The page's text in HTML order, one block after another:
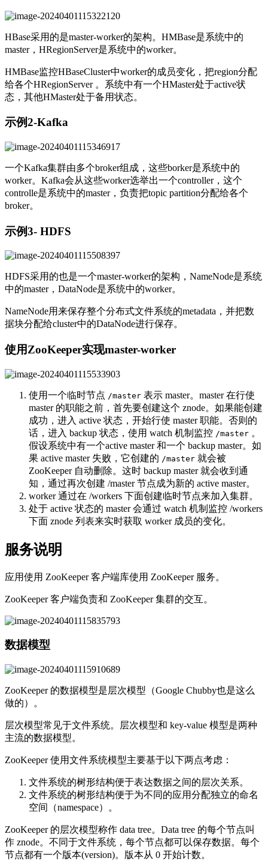
HBase采用的是master-worker的架构。HMBase是系统中的
master，HRegionServer是系统中的worker。
HMBase监控HBaseCluster中worker的成员变化，把region分配
给各个HRegionServer 。系统中有一个HMaster处于active状
态，其他HMaster处于备用状态。
示例2-Kafka
一个Kafka集群由多个broker组成，这些borker是系统中的
worker。Kafka会从这些worker选举出一个controller，这个
controlle是系统中的master，负责把topic partition分配给各个
broker。
示例3- HDFS
HDFS采用的也是一个master-worker的架构，NameNode是系统
中的master，DataNode是系统中的worker。
NameNode用来保存整个分布式文件系统的metadata，并把数
据块分配给cluster中的DataNode进行保存。
使用ZooKeeper实现master-worker
使用一个临时节点 /master 表示 master。master 在行使
master 的职能之前，首先要创建这个 znode。如果能创建
成功，进入 active 状态，开始行使 master 职能。否则的
话，进入 backup 状态，使用 watch 机制监控 /master 。
假设系统中有一个active master 和一个 backup master。如
果 active master 失败，它创建的 /master 就会被
ZooKeeper 自动删除。这时 backup master 就会收到通
知，通过再次创建 /master 节点成为新的 active master。
worker 通过在 /workers 下面创建临时节点来加入集群。
处于 active 状态的 master 会通过 watch 机制监控 /workers
下面 znode 列表来实时获取 worker 成员的变化。
服务说明
应用使用 ZooKeeper 客户端库使用 ZooKeeper 服务。
ZooKeeper 客户端负责和 ZooKeeper 集群的交互。
数据模型
ZooKeeper 的数据模型是层次模型（Google Chubby也是这么
做的）。
层次模型常见于文件系统。层次模型和 key-value 模型是两种
主流的数据模型。
ZooKeeper 使用文件系统模型主要基于以下两点考虑：
文件系统的树形结构便于表达数据之间的层次关系。
文件系统的树形结构便于为不同的应用分配独立的命名
空间（namespace）。
ZooKeeper 的层次模型称作 data tree。Data tree 的每个节点叫
作 znode。不同于文件系统，每个节点都可以保存数据。每个
节点都有一个版本(version)。版本从 0 开始计数。